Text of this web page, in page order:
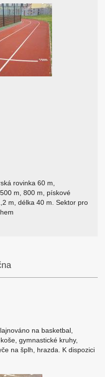
rovinka 60 m,
m, 800 m, pískové
m, délka 40 m. Sektor pro
na basketbal,
gymnastické kruhy,
na šplh, hrazda. K dispozici